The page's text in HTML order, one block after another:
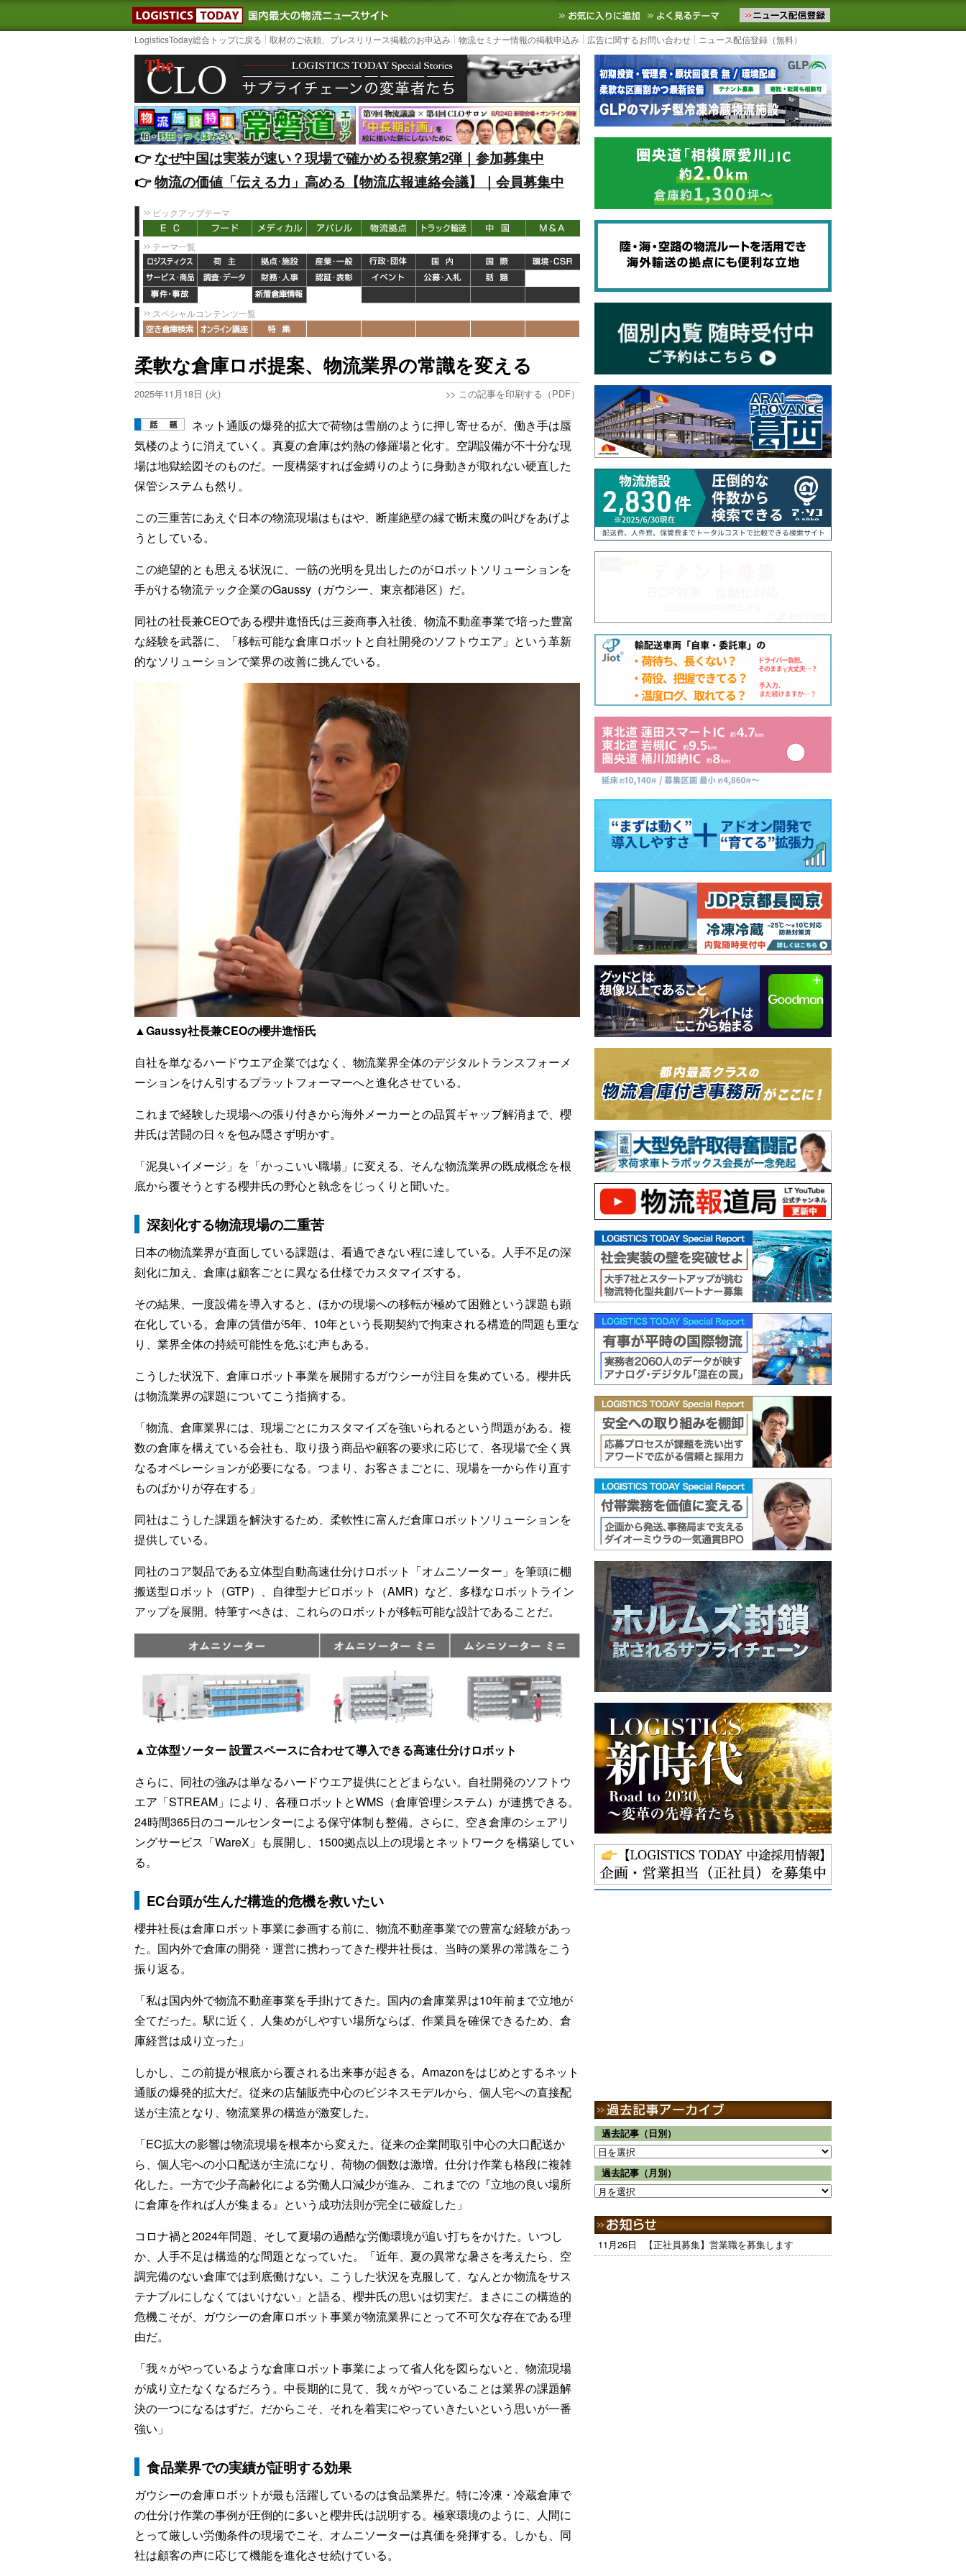
LOGISTICS TODAY｜国内最大の物流ニュースサイト3PL, SCMなど国内外の最新の物流ニュースをお届けします。物流ニュースメール配信を登録す
お気に入りに追加 よく見るテーマ
LogisticsToday総合トップに戻る 取材のご依頼、プレスリリース掲載のお申込み 物流セミナー情報の掲載申込み 広告に関するお問い合わせ ニュース配信登録（無料）
👉️なぜ中国は実装が速い？現場で確かめる視察第2弾｜参加募集中
👉️物流の価値「伝える力」高める【物流広報連絡会議】｜会員募集中
ピックアップテーマ
テーマ一覧
スペシャルコンテンツ一覧
柔軟な倉庫ロボ提案、物流業界の常識を変える
2025年11月18日 (火) >> この記事を印刷する（PDF）
ネット通販の爆発的拡大で荷物は雪崩のように押し寄せるが、働き手は蜃
気楼のように消えていく。真夏の倉庫は灼熱の修羅場と化す。空調設備が不十分な現
場は地獄絵図そのものだ。一度構築すれば金縛りのように身動きが取れない硬直した
保管システムも然り。
この三重苦にあえぐ日本の物流現場はもはや、断崖絶壁の縁で断末魔の叫びをあげよ
うとしている。
この絶望的とも思える状況に、一筋の光明を見出したのがロボットソリューションを
手がける物流テック企業のGaussy（ガウシー、東京都港区）だ。
同社の社長兼CEOである櫻井進悟氏は三菱商事入社後、物流不動産事業で培った豊富
な経験を武器に、「移転可能な倉庫ロボットと自社開発のソフトウエア」という革新
的なソリューションで業界の改善に挑んでいる。
▲Gaussy社長兼CEOの櫻井進悟氏
自社を単なるハードウエア企業ではなく、物流業界全体のデジタルトランスフォーメ
ーションをけん引するプラットフォーマーへと進化させている。
これまで経験した現場への張り付きから海外メーカーとの品質ギャップ解消まで、櫻
井氏は苦闘の日々を包み隠さず明かす。
「泥臭いイメージ」を「かっこいい職場」に変える、そんな物流業界の既成概念を根
底から覆そうとする櫻井氏の野心と執念をじっくりと聞いた。
深刻化する物流現場の二重苦
日本の物流業界が直面している課題は、看過できない程に達している。人手不足の深
刻化に加え、倉庫は顧客ごとに異なる仕様でカスタマイズする。
その結果、一度設備を導入すると、ほかの現場への移転が極めて困難という課題も顕
在化している。倉庫の賃借が5年、10年という長期契約で拘束される構造的問題も重な
り、業界全体の持続可能性を危ぶむ声もある。
こうした状況下、倉庫ロボット事業を展開するガウシーが注目を集めている。櫻井氏
は物流業界の課題についてこう指摘する。
「物流、倉庫業界には、現場ごとにカスタマイズを強いられるという問題がある。複
数の倉庫を構えている会社も、取り扱う商品や顧客の要求に応じて、各現場で全く異
なるオペレーションが必要になる。つまり、お客さまごとに、現場を一から作り直す
ものばかりが存在する」
同社はこうした課題を解決するため、柔軟性に富んだ倉庫ロボットソリューションを
提供している。
同社のコア製品である立体型自動高速仕分けロボット「オムニソーター」を筆頭に棚
搬送型ロボット（GTP）、自律型ナビロボット（AMR）など、多様なロボットライン
アップを展開。特筆すべきは、これらのロボットが移転可能な設計であることだ。
▲立体型ソーター 設置スペースに合わせて導入できる高速仕分けロボット
さらに、同社の強みは単なるハードウエア提供にとどまらない。自社開発のソフトウ
エア「STREAM」により、各種ロボットとWMS（倉庫管理システム）が連携できる。
24時間365日のコールセンターによる保守体制も整備。さらに、空き倉庫のシェアリ
ングサービス「WareX」も展開し、1500拠点以上の現場とネットワークを構築してい
る。
EC台頭が生んだ構造的危機を救いたい
櫻井社長は倉庫ロボット事業に参画する前に、物流不動産事業での豊富な経験があっ
た。国内外で倉庫の開発・運営に携わってきた櫻井社長は、当時の業界の常識をこう
振り返る。
「私は国内外で物流不動産事業を手掛けてきた。国内の倉庫業界は10年前まで立地が
全てだった。駅に近く、人集めがしやすい場所ならば、作業員を確保できるため、倉
庫経営は成り立った」
しかし、この前提が根底から覆される出来事が起きる。Amazonをはじめとするネット
通販の爆発的拡大だ。従来の店舗販売中心のビジネスモデルから、個人宅への直接配
送が主流となり、物流業界の構造が激変した。
「EC拡大の影響は物流現場を根本から変えた。従来の企業間取引中心の大口配送か
ら、個人宅への小口配送が主流になり、荷物の個数は激増。仕分け作業も格段に複雑
化した。一方で少子高齢化による労働人口減少が進み、これまでの『立地の良い場所
に倉庫を作れば人が集まる』という成功法則が完全に破綻した」
コロナ禍と2024年問題、そして夏場の過酷な労働環境が追い打ちをかけた。いつし
か、人手不足は構造的な問題となっていた。「近年、夏の異常な暑さを考えたら、空
調完備のない倉庫では到底働けない。こうした状況を克服して、なんとか物流をサス
テナブルにしなくてはいけない」と語る、櫻井氏の思いは切実だ。まさにこの構造的
危機こそが、ガウシーの倉庫ロボット事業が物流業界にとって不可欠な存在である理
由だ。
「我々がやっているような倉庫ロボット事業によって省人化を図らないと、物流現場
が成り立たなくなるだろう。中長期的に見て、我々がやっていることは業界の課題解
決の一つになるはずだ。だからこそ、それを着実にやっていきたいという思いが一番
強い」
食品業界での実績が証明する効果
ガウシーの倉庫ロボットが最も活躍しているのは食品業界だ。特に冷凍・冷蔵倉庫で
の仕分け作業の事例が圧倒的に多いと櫻井氏は説明する。極寒環境のように、人間に
とって厳しい労働条件の現場でこそ、オムニソーターは真価を発揮する。しかも、同
社は顧客の声に応じて機能を進化させ続けている。
過去記事（日別）
過去記事（月別）
11月26日 【正社員募集】営業職を募集します